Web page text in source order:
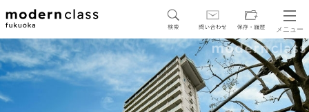
メニュー
SEARCH
駅・路線から探す